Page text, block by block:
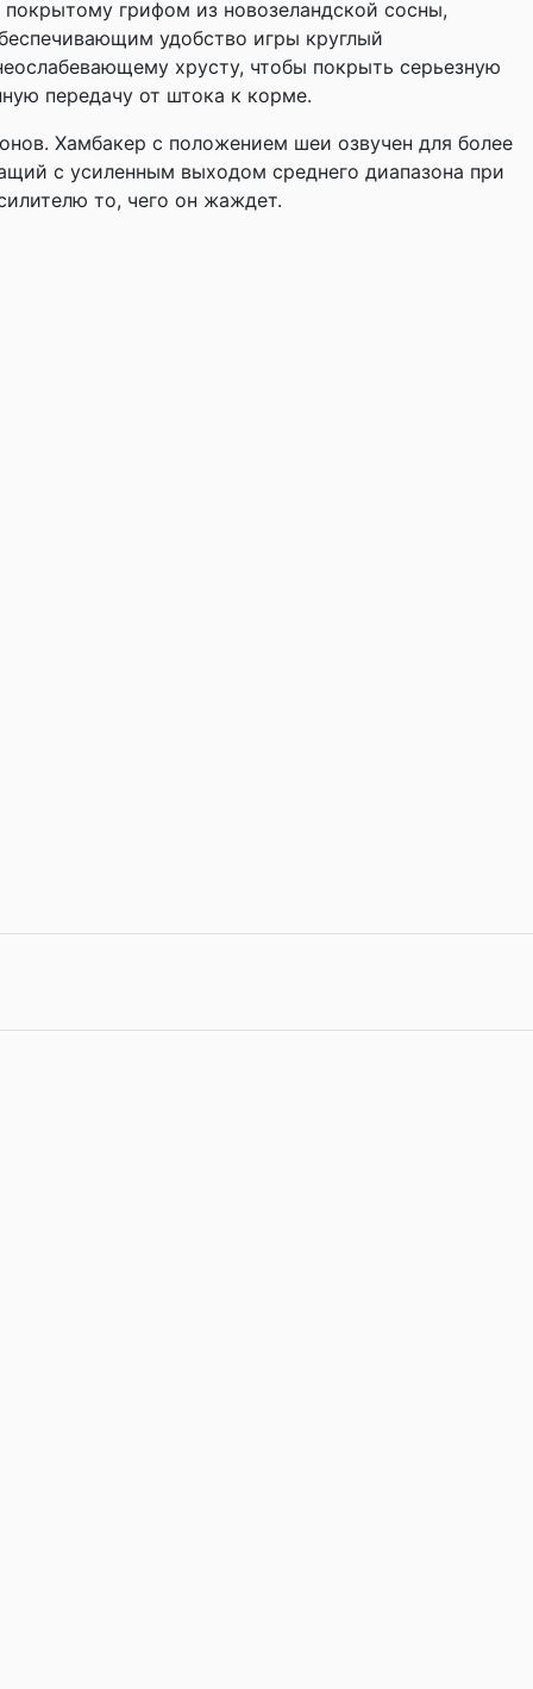
грифом из новозеландской сосны,
удобство игры круглый
хрусту, чтобы покрыть серьезную
передачу от штока к корме.
Хамбакер с положением шеи озвучен для более
с усиленным выходом среднего диапазона при
то, чего он жаждет.